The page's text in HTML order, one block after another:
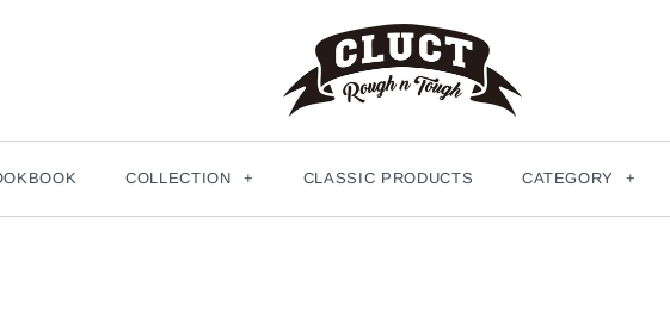
COLLECTION + CLASSIC PRODUCTS CATEGORY +